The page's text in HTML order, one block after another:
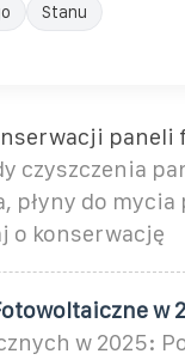
Stanu
czyszczenia
płyny do
o konserwację
w
w 2025: